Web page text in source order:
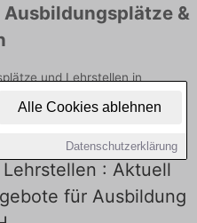
Alle Cookies ablehnen
Datenschutzerklärung
&
und Lehrstellen in
und Service.
GmbH – Aktuelle
: Aktuell
für Ausbildung